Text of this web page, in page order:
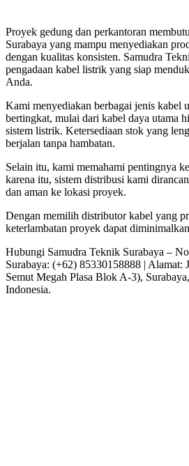
Proyek gedung dan perkantoran
Surabaya yang mampu menyediakan
dengan kualitas konsisten. Samudra
pengadaan kabel listrik yang siap
Anda.
Kami menyediakan berbagai jenis kabel
bertingkat, mulai dari kabel daya utama
sistem listrik. Ketersediaan stok yang
berjalan tanpa hambatan.
Selain itu, kami memahami pentingnya
karena itu, sistem distribusi kami
dan aman ke lokasi proyek.
Dengan memilih distributor kabel yang
keterlambatan proyek dapat
Hubungi Samudra Teknik Surabaya –
Surabaya: (+62) 85330158888 |
Semut Megah Plasa Blok A-3),
Indonesia.